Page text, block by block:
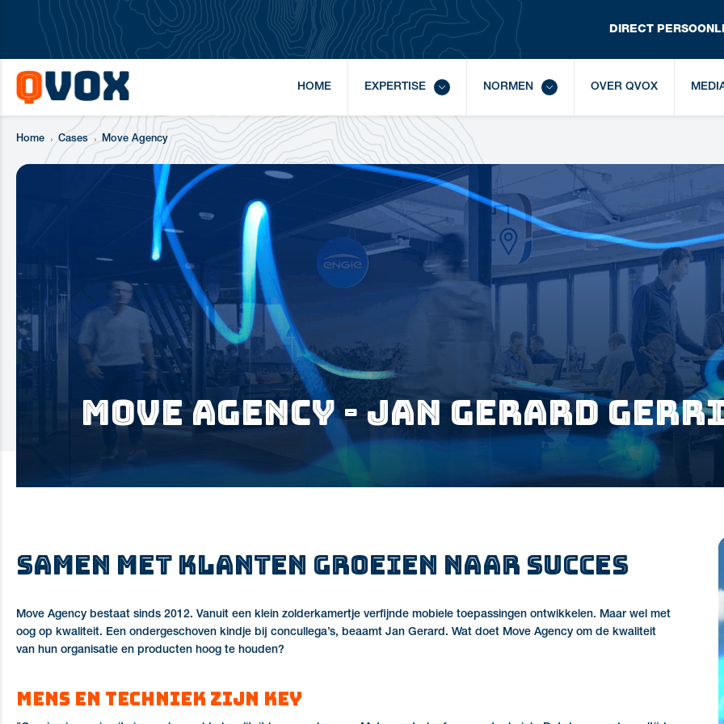
DIRECT
HOME EXPERTISE NORMEN OVER QVOX
Home Cases Move Agency
Move Agency - Jan Gerard
Samen met klanten groeien naar succes
Move Agency bestaat sinds 2012. Vanuit een klein zolderkamertje verfijnde mobiele toepassingen ontwikkelen. Maar wel met
oog op kwaliteit. Een ondergeschoven kindje bij concullega’s, beaamt Jan Gerard. Wat doet Move Agency om de kwaliteit
van hun organisatie en producten hoog te houden?
Mens en techniek zijn key